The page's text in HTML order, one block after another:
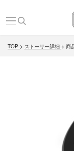
TOP ストーリー詳細 商